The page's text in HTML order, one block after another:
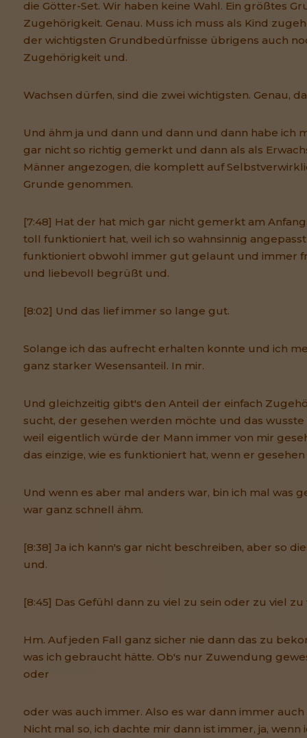
die Götter-Set. Wir haben keine Wahl. Ein größtes
Zugehörigkeit. Genau. Muss ich muss als Kind
der wichtigsten Grundbedürfnisse übrigens auch
Zugehörigkeit und.
Wachsen dürfen, sind die zwei wichtigsten. Genau,
Und ähm ja und dann und dann und dann habe ich
gar nicht so richtig gemerkt und dann als als
Männer angezogen, die komplett auf
Grunde genommen.
[7:48] Hat der hat mich gar nicht gemerkt am
toll funktioniert hat, weil ich so wahnsinnig
funktioniert obwohl immer gut gelaunt und immer
und liebevoll begrüßt und.
[8:02] Und das lief immer so lange gut.
Solange ich das aufrecht erhalten konnte und ich
ganz starker Wesensanteil. In mir.
Und gleichzeitig gibt's den Anteil der einfach
sucht, der gesehen werden möchte und das wusste
weil eigentlich würde der Mann immer von mir
das einzige, wie es funktioniert hat, wenn er
Und wenn es aber mal anders war, bin ich mal was
war ganz schnell ähm.
[8:38] Ja ich kann's gar nicht beschreiben, aber so
und.
[8:45] Das Gefühl dann zu viel zu sein oder zu viel
Hm. Auf jeden Fall ganz sicher nie dann das zu
was ich gebraucht hätte. Ob's nur Zuwendung
oder
oder was auch immer. Also es war dann immer
Nicht mal so, ich dachte mir dann ist immer, ja,